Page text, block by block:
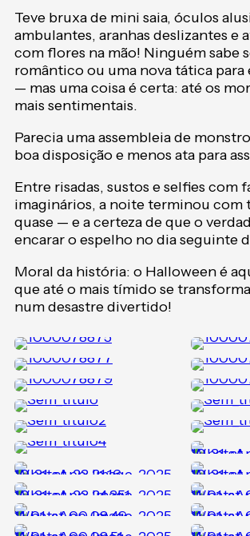
Teve bruxa de mini saia, óculos
ambulantes, aranhas deslizantes e
com flores na mão! Ninguém sabe
romântico ou uma nova tática para
— mas uma coisa é certa: até os
mais sentimentais.
Parecia uma assembleia de
boa disposição e menos ata para
Entre risadas, sustos e selfies com
imaginários, a noite terminou com
quase — e a certeza de que o
encarar o espelho no dia seguinte
Moral da história: o Halloween é
que até o mais tímido se
num desastre divertido!